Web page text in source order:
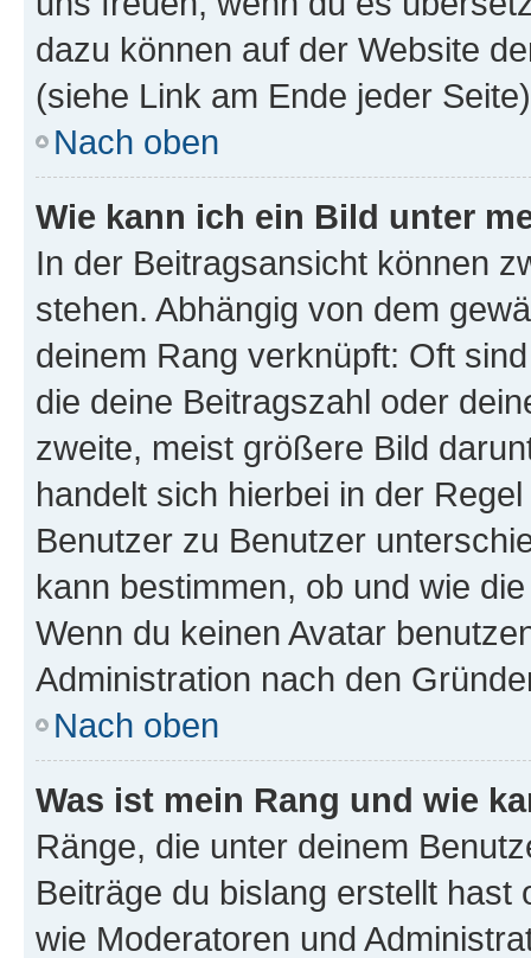
dazu können auf der Website
(siehe Link am Ende jeder
Nach oben
Wie kann ich ein Bild unter
In der Beitragsansicht können
stehen. Abhängig von dem
deinem Rang verknüpft: Oft
die deine Beitragszahl oder
zweite, meist größere Bild
handelt sich hierbei in der
Benutzer zu Benutzer
kann bestimmen, ob und wie
Wenn du keinen Avatar
Administration nach den
Nach oben
Was ist mein Rang und wie
Ränge, die unter deinem
Beiträge du bislang erstellt
wie Moderatoren und